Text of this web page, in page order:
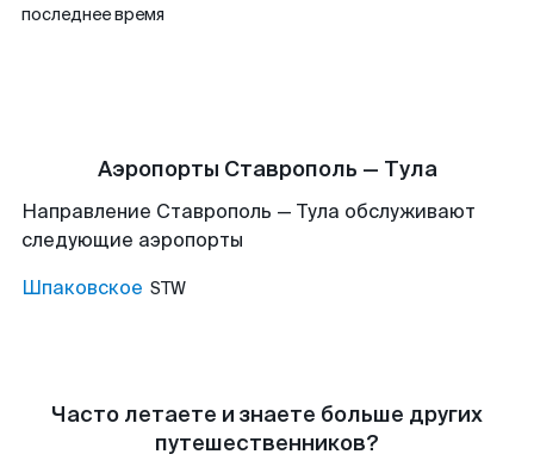
последнее время
Аэропорты Ставрополь — Тула
Направление Ставрополь — Тула обслуживают
следующие аэропорты
Шпаковское STW
Часто летаете и знаете больше других
путешественников?